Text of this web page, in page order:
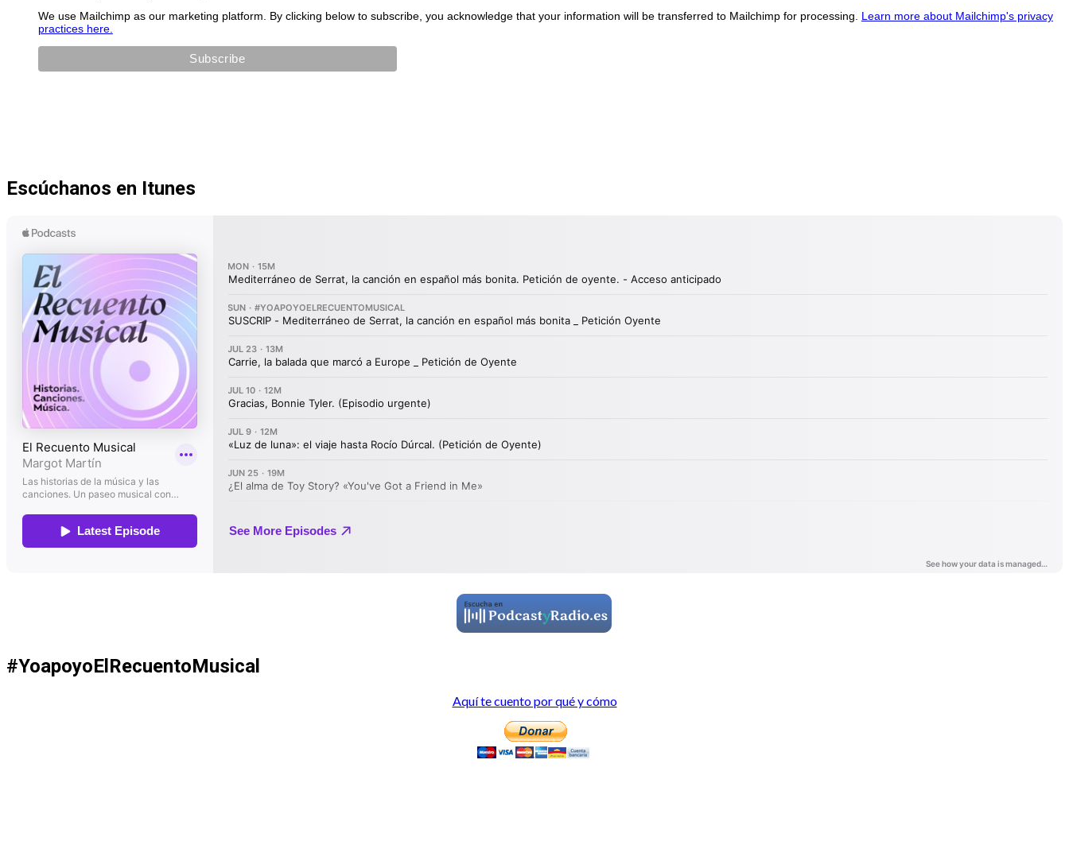
We use Mailchimp as our marketing platform. By clicking below to subscribe, you acknowledge that your information will be transferred to Mailchimp for processing. Learn more about Mailchimp's privacy
practices here.
Escúchanos en Itunes
#YoapoyoElRecuentoMusical
Aquí te cuento por qué y cómo